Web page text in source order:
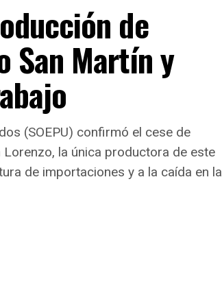
de
San Martín y
(SOEPU) confirmó el cese de
la única productora de este
de importaciones y a la caída en la